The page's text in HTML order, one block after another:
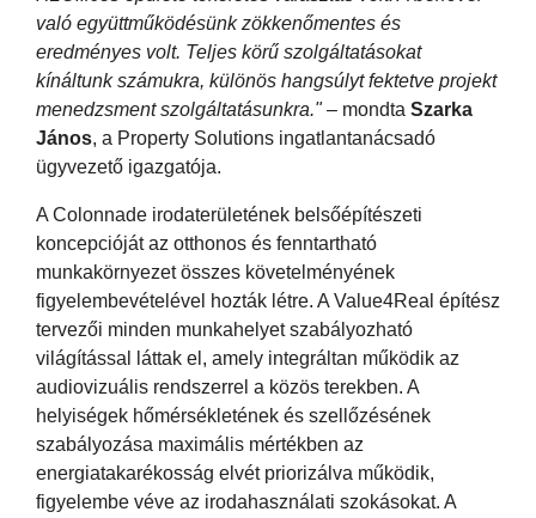
való együttműködésünk zökkenőmentes és
eredményes volt. Teljes körű szolgáltatásokat
kínáltunk számukra, különös hangsúlyt fektetve projekt
menedzsment szolgáltatásunkra."– mondta Szarka
János, a Property Solutions ingatlantanácsadó
ügyvezető igazgatója.
A Colonnade irodaterületének belsőépítészeti
koncepcióját az otthonos és fenntartható
munkakörnyezet összes követelményének
figyelembevételével hozták létre. A Value4Real építész
tervezői minden munkahelyet szabályozható
világítással láttak el, amely integráltan működik az
audiovizuális rendszerrel a közös terekben. A
helyiségek hőmérsékletének és szellőzésének
szabályozása maximális mértékben az
energiatakarékosság elvét priorizálva működik,
figyelembe véve az irodahasználati szokásokat. A